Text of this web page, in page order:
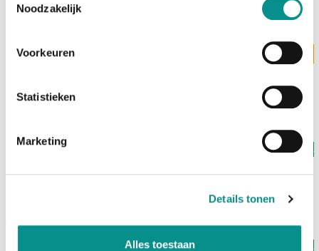
Noodzakelijk
Voorkeuren
Statistieken
Marketing
Details tonen
Alles toestaan
Levertijd 3 werkdagen
Op voorraad
Echo 11 Thunderbolt 4 Dock